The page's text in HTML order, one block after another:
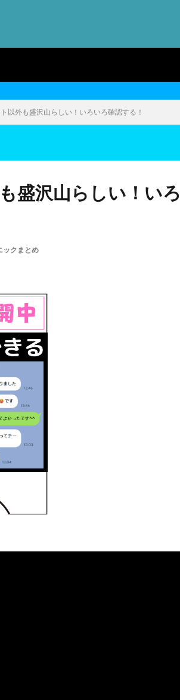
ト以外も盛沢山らしい！いろいろ確認する！
盛沢山らしい！いろ
ックまとめ